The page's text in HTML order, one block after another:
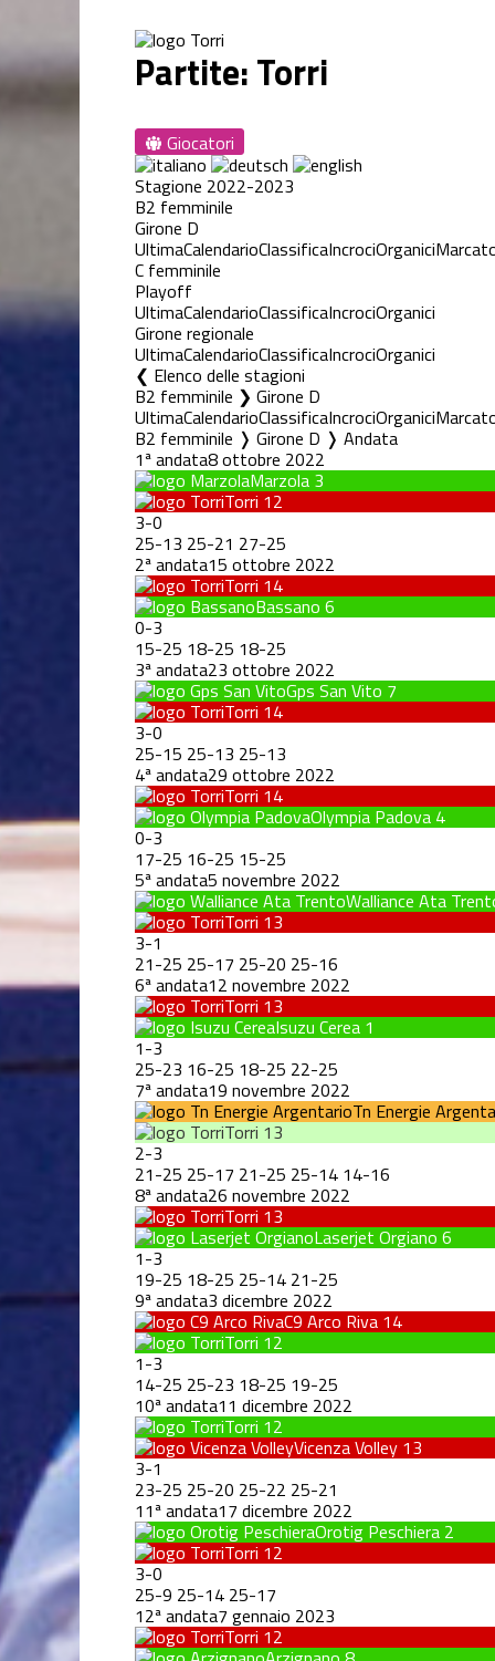
Partite: Torri
Giocatori
Stagione 2022-2023
B2 femminile
Girone D
UltimaCalendarioClassificaIncrociOrganici
C femminile
Playoff
UltimaCalendarioClassificaIncrociOrganici
Girone regionale
UltimaCalendarioClassificaIncrociOrganici
Elenco delle stagioni
B2 femminile ❯ Girone D
UltimaCalendarioClassificaIncrociOrganici
B2 femminile ❭ Girone D ❭ Andata
1ª andata8 ottobre 2022
Marzola 3
Torri 12
3-0
25-13 25-21 27-25
2ª andata15 ottobre 2022
Torri 14
Bassano 6
0-3
15-25 18-25 18-25
3ª andata23 ottobre 2022
Gps San Vito 7
Torri 14
3-0
25-15 25-13 25-13
4ª andata29 ottobre 2022
Torri 14
Olympia Padova 4
0-3
17-25 16-25 15-25
5ª andata5 novembre 2022
Walliance Ata
Torri 13
3-1
21-25 25-17 25-20 25-16
6ª andata12 novembre 2022
Torri 13
Isuzu Cerea 1
1-3
25-23 16-25 18-25 22-25
7ª andata19 novembre 2022
Tn Energie
Torri 13
2-3
21-25 25-17 21-25 25-14 14-16
8ª andata26 novembre 2022
Torri 13
Laserjet Orgiano 6
1-3
19-25 18-25 25-14 21-25
9ª andata3 dicembre 2022
C9 Arco Riva 14
Torri 12
1-3
14-25 25-23 18-25 19-25
10ª andata11 dicembre 2022
Torri 12
Vicenza Volley 13
3-1
23-25 25-20 25-22 25-21
11ª andata17 dicembre 2022
Orotig Peschiera 2
Torri 12
3-0
25-9 25-14 25-17
12ª andata7 gennaio 2023
Torri 12